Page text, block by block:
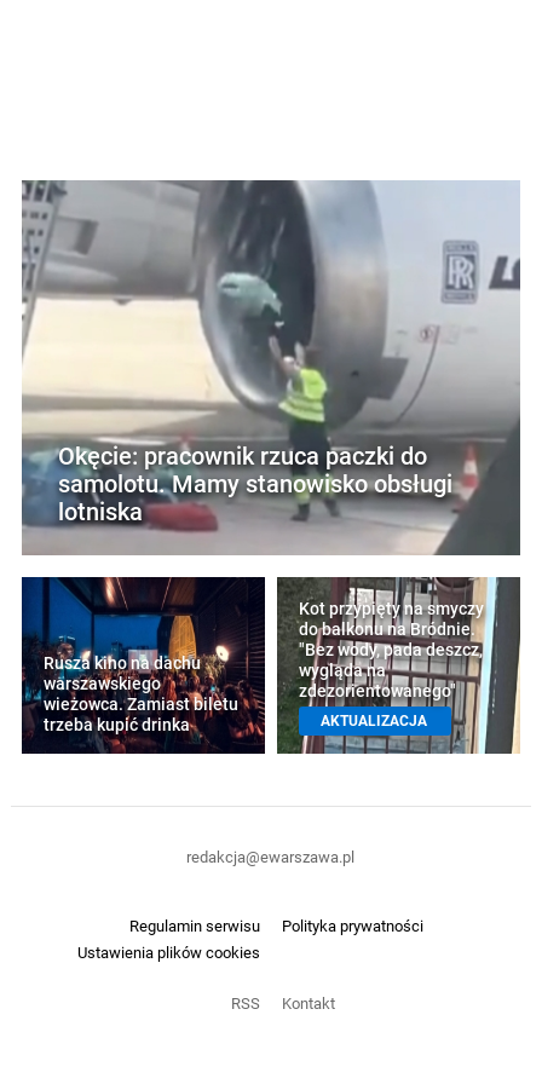
Okęcie: pracownik rzuca paczki do
samolotu. Mamy stanowisko obsługi
lotniska
Rusza kino na dachu
warszawskiego
wieżowca. Zamiast biletu
trzeba kupić drinka
Kot przypięty na smyczy
do balkonu na Bródnie.
"Bez wody, pada deszcz,
wygląda na
zdezorientowanego"
AKTUALIZACJA
Regulamin serwisu
Polityka prywatności
Ustawienia plików cookies
RSS Kontakt
redakcja@ewarszawa.pl